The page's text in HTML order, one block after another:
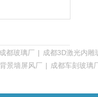
成都玻璃厂 | 成都3D激光内雕
景墙屏风厂 | 成都车刻玻璃